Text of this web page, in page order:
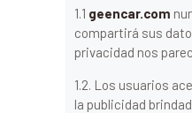
1.1 geencar.com
compartirá sus
privacidad nos
1.2. Los usuarios
la publicidad